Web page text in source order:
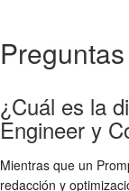
¿Cuál es la
Engineer y
Mientras que un
redacción y